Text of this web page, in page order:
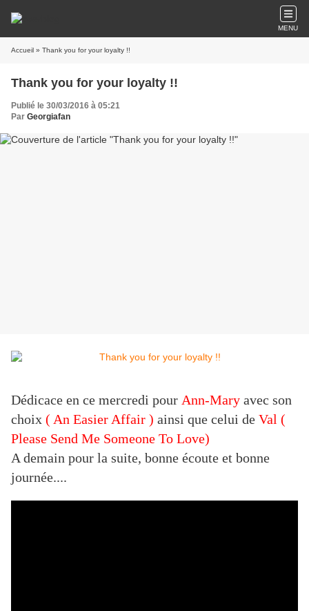
MENU
Accueil » Thank you for your loyalty !!
Thank you for your loyalty !!
Publié le 30/03/2016 à 05:21
Par Georgiafan
Dédicace en ce mercredi pour Ann-Mary avec son
choix ( An Easier Affair ) ainsi que celui de Val (
Please Send Me Someone To Love)
A demain pour la suite, bonne écoute et bonne
journée....